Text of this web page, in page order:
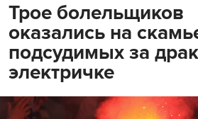
Трое болельщиков
оказались на
подсудимых за
электричке